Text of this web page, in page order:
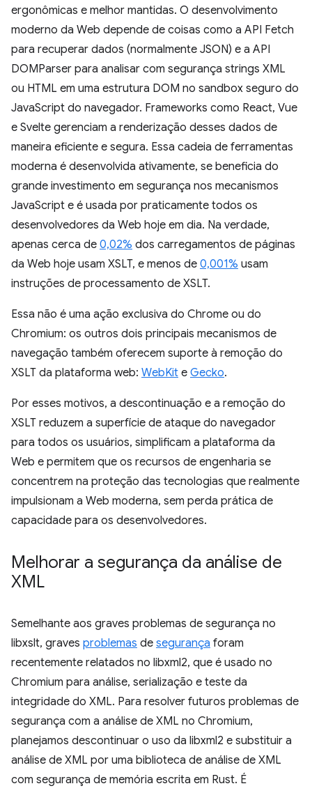
ergonômicas e melhor mantidas. O desenvolvimento
moderno da Web depende de coisas como a API Fetch
para recuperar dados (normalmente JSON) e a API
DOMParser para analisar com segurança strings XML
ou HTML em uma estrutura DOM no sandbox seguro do
JavaScript do navegador. Frameworks como React, Vue
e Svelte gerenciam a renderização desses dados de
maneira eficiente e segura. Essa cadeia de ferramentas
moderna é desenvolvida ativamente, se beneficia do
grande investimento em segurança nos mecanismos
JavaScript e é usada por praticamente todos os
desenvolvedores da Web hoje em dia. Na verdade,
apenas cerca de 0,02% dos carregamentos de páginas
da Web hoje usam XSLT, e menos de 0,001% usam
instruções de processamento de XSLT.
Essa não é uma ação exclusiva do Chrome ou do
Chromium: os outros dois principais mecanismos de
navegação também oferecem suporte à remoção do
XSLT da plataforma web: WebKit e Gecko.
Por esses motivos, a descontinuação e a remoção do
XSLT reduzem a superfície de ataque do navegador
para todos os usuários, simplificam a plataforma da
Web e permitem que os recursos de engenharia se
concentrem na proteção das tecnologias que realmente
impulsionam a Web moderna, sem perda prática de
capacidade para os desenvolvedores.
Melhorar a segurança da análise de
XML
Semelhante aos graves problemas de segurança no
libxslt, graves problemas de segurança foram
recentemente relatados no libxml2, que é usado no
Chromium para análise, serialização e teste da
integridade do XML. Para resolver futuros problemas de
segurança com a análise de XML no Chromium,
planejamos descontinuar o uso da libxml2 e substituir a
análise de XML por uma biblioteca de análise de XML
com segurança de memória escrita em Rust. É